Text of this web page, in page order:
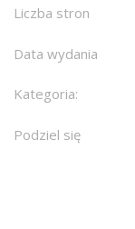
Liczba stron
Data wydania
Kategoria:
Podziel się